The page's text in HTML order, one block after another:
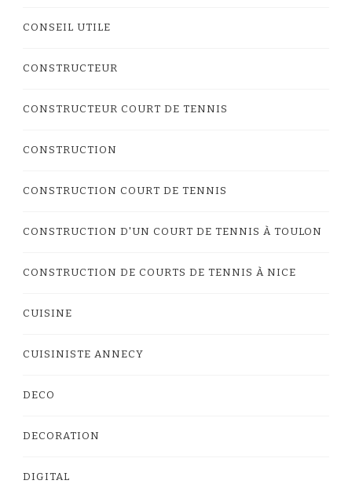
CONSEIL UTILE
CONSTRUCTEUR
CONSTRUCTEUR COURT DE TENNIS
CONSTRUCTION
CONSTRUCTION COURT DE TENNIS
CONSTRUCTION D'UN COURT DE TENNIS À TOULON
CONSTRUCTION DE COURTS DE TENNIS À NICE
CUISINE
CUISINISTE ANNECY
DECO
DECORATION
DIGITAL